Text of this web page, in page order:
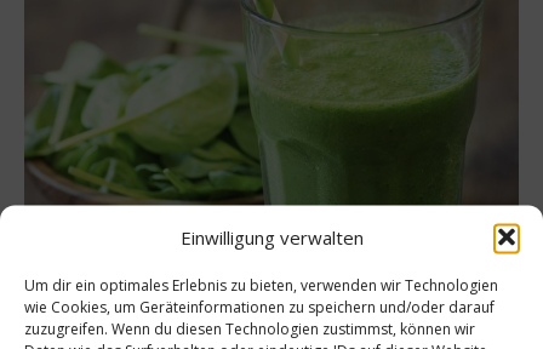
Einwilligung verwalten
Um dir ein optimales Erlebnis zu bieten, verwenden wir Technologien
wie Cookies, um Geräteinformationen zu speichern und/oder darauf
zuzugreifen. Wenn du diesen Technologien zustimmst, können wir
Rezept: Green Smoothie
Smoothies erfreuen sich großer Beliebtheit. Zumeist mit viel